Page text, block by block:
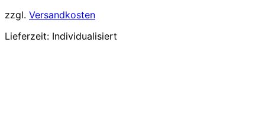
zzgl. Versandkosten
Lieferzeit: Individualisiert